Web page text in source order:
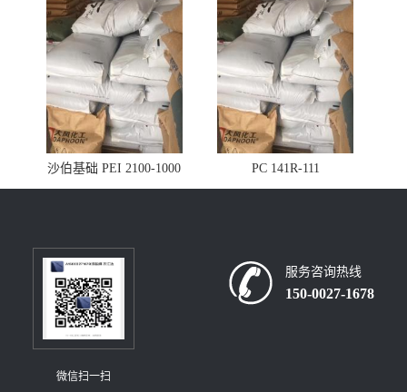
沙伯基础 PEI 2100-1000 PC 141R-111
微信扫一扫
服务咨询热线
150-0027-1678